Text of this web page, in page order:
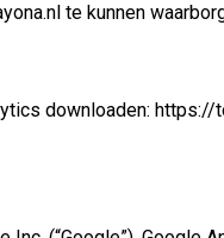
te kunnen
downloaden: